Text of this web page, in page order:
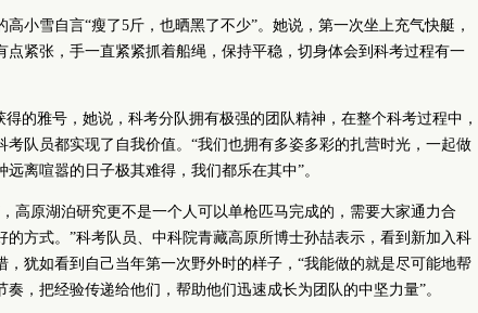
小雪自言“瘦了5斤，也晒黑了不少”。她说，第一次坐上充气快艇，
点紧张，手一直紧紧抓着船绳，保持平稳，切身体会到科考过程有一
得的雅号，她说，科考分队拥有极强的团队精神，在整个科考过程中，
考队员都实现了自我价值。“我们也拥有多姿多彩的扎营时光，一起做
离喧嚣的日子极其难得，我们都乐在其中”。
高原湖泊研究更不是一个人可以单枪匹马完成的，需要大家通力合
方式。”科考队员、 中科院青藏高原所博士孙喆表示，看到新加入科
，犹如看到自己当年第一次野外时的样子，“我能做的就是尽可能地帮
，把经验传递给他们，帮助他们迅速成长为团队的中坚力量”。